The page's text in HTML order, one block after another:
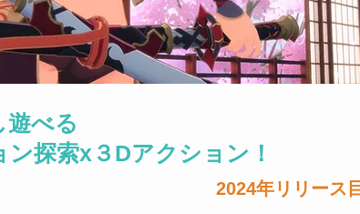
遊べる
ン探索x３Dアクション！
2024年リリース